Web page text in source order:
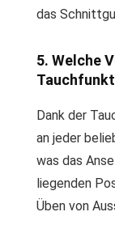
das
5. Welche
Dank der
an jeder
was das
liegenden
Üben von